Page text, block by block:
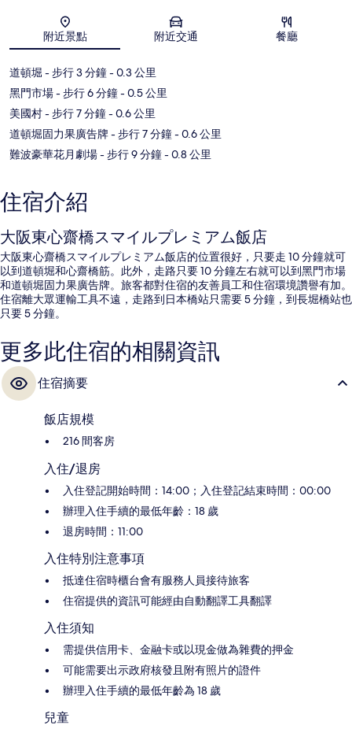
地圖
附近景點 附近交通 餐廳
道頓堀 - 步行 3 分鐘- 0.3 公里
黑門市場- 步行 6 分鐘- 0.5 公里
美國村- 步行 7 分鐘- 0.6 公里
道頓堀固力果廣告牌- 步行 7 分鐘- 0.6 公里
難波豪華花月劇場- 步行 9 分鐘- 0.8 公里
住宿介紹
大阪東心齋橋スマイルプレミアム飯店
大阪東心齋橋スマイルプレミアム飯店的位置很好，只要走 10 分鐘就可
以到道頓堀和心齋橋筋。此外，走路只要 10 分鐘左右就可以到黑門市場
和道頓堀固力果廣告牌。旅客都對住宿的友善員工和住宿環境讚譽有加。
住宿離大眾運輸工具不遠，走路到日本橋站只需要 5 分鐘，到長堀橋站也
只要 5 分鐘。
更多此住宿的相關資訊
住宿摘要
飯店規模
216 間客房
入住/退房
入住登記開始時間：14:00；入住登記結束時間：00:00
辦理入住手續的最低年齡：18 歲
退房時間：11:00
入住特別注意事項
抵達住宿時櫃台會有服務人員接待旅客
住宿提供的資訊可能經由自動翻譯工具翻譯
入住須知
需提供信用卡、金融卡或以現金做為雜費的押金
可能需要出示政府核發且附有照片的證件
辦理入住手續的最低年齡為 18 歲
兒童